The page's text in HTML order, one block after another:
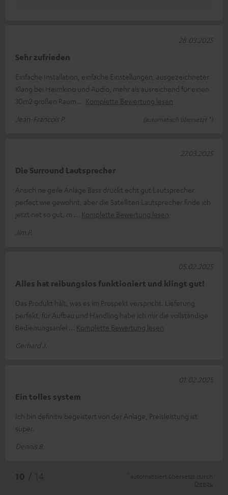
Sehr zufrieden
Einfache Installation, einfache Einstellungen, ausgezeichneter
Klang bei Heimkino und Audio, mehr als ausreichend für einen
30m2 großen Raum
Komplette Bewertung lesen
Jean-Francois P.
(automatisch übersetzt *)
28.03.2025
Die Surround Lautsprecher
Ansich ne geile Anlage Bass drückt echt gut Lautsprecher
perfect wie gewohnt, aber die Satelliten Lautsprecher finde ich
jetzt net so gut, m
Komplette Bewertung lesen
Jim P.
27.03.2025
Alles hat reibungslos funktioniert und klingt gut!
Das Produkt hält, was es im Prospekt verspricht. Lieferung
perfekt, für Aufbau und Handling habe ich mir die vollständige
Bedienungsanlei
Komplette Bewertung lesen
Gerhard J.
05.02.2025
Ein tolles system
Ich bin definitiv begeistert von der Anlage, Preisleistung ist
super.
Dennis B.
01.02.2025